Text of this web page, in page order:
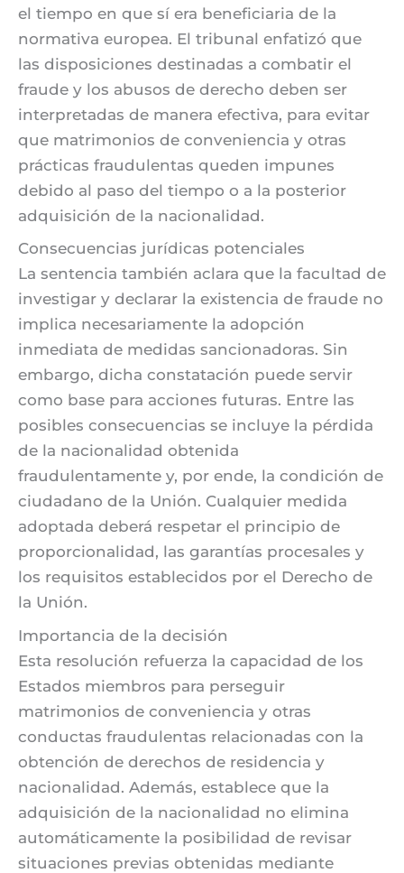
el tiempo en que sí era beneficiaria de la
normativa europea. El tribunal enfatizó que
las disposiciones destinadas a combatir el
fraude y los abusos de derecho deben ser
interpretadas de manera efectiva, para evitar
que matrimonios de conveniencia y otras
prácticas fraudulentas queden impunes
debido al paso del tiempo o a la posterior
adquisición de la nacionalidad.
Consecuencias jurídicas potenciales
La sentencia también aclara que la facultad de
investigar y declarar la existencia de fraude no
implica necesariamente la adopción
inmediata de medidas sancionadoras. Sin
embargo, dicha constatación puede servir
como base para acciones futuras. Entre las
posibles consecuencias se incluye la pérdida
de la nacionalidad obtenida
fraudulentamente y, por ende, la condición de
ciudadano de la Unión. Cualquier medida
adoptada deberá respetar el principio de
proporcionalidad, las garantías procesales y
los requisitos establecidos por el Derecho de
la Unión.
Importancia de la decisión
Esta resolución refuerza la capacidad de los
Estados miembros para perseguir
matrimonios de conveniencia y otras
conductas fraudulentas relacionadas con la
obtención de derechos de residencia y
nacionalidad. Además, establece que la
adquisición de la nacionalidad no elimina
automáticamente la posibilidad de revisar
situaciones previas obtenidas mediante